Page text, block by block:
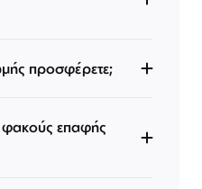
προσφέρετε;
επαφής